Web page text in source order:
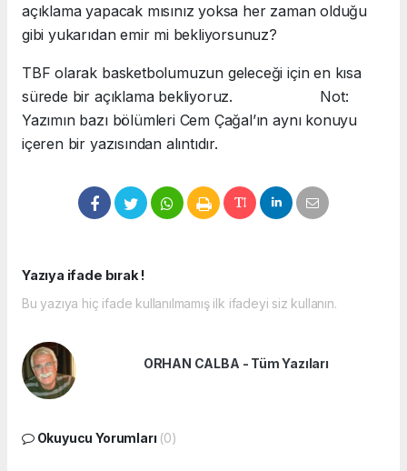
açıklama yapacak mısınız yoksa her zaman olduğu
gibi yukarıdan emir mi bekliyorsunuz?
TBF olarak basketbolumuzun geleceği için en kısa
sürede bir açıklama bekliyoruz. Not:
Yazımın bazı bölümleri Cem Çağal’ın aynı konuyu
içeren bir yazısından alıntıdır.
Yazıya ifade bırak !
Bu yazıya hiç ifade kullanılmamış ilk ifadeyi siz kullanın.
ORHAN CALBA - Tüm Yazıları
Okuyucu Yorumları (0)